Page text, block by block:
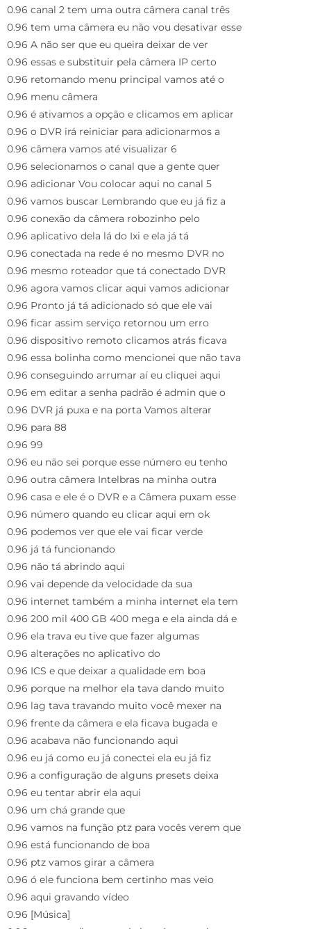
0.96 canal 2 tem uma outra câmera canal três
0.96 tem uma câmera eu não vou desativar esse
0.96 A não ser que eu queira deixar de ver
0.96 essas e substituir pela câmera IP certo
0.96 retomando menu principal vamos até o
0.96 menu câmera
0.96 é ativamos a opção e clicamos em aplicar
0.96 o DVR irá reiniciar para adicionarmos a
0.96 câmera vamos até visualizar 6
0.96 selecionamos o canal que a gente quer
0.96 adicionar Vou colocar aqui no canal 5
0.96 vamos buscar Lembrando que eu já fiz a
0.96 conexão da câmera robozinho pelo
0.96 aplicativo dela lá do Ixi e ela já tá
0.96 conectada na rede é no mesmo DVR no
0.96 mesmo roteador que tá conectado DVR
0.96 agora vamos clicar aqui vamos adicionar
0.96 Pronto já tá adicionado só que ele vai
0.96 ficar assim serviço retornou um erro
0.96 dispositivo remoto clicamos atrás ficava
0.96 essa bolinha como mencionei que não tava
0.96 conseguindo arrumar aí eu cliquei aqui
0.96 em editar a senha padrão é admin que o
0.96 DVR já puxa e na porta Vamos alterar
0.96 para 88
0.96 99
0.96 eu não sei porque esse número eu tenho
0.96 outra câmera Intelbras na minha outra
0.96 casa e ele é o DVR e a Câmera puxam esse
0.96 número quando eu clicar aqui em ok
0.96 podemos ver que ele vai ficar verde
0.96 já tá funcionando
0.96 não tá abrindo aqui
0.96 vai depende da velocidade da sua
0.96 internet também a minha internet ela tem
0.96 200 mil 400 GB 400 mega e ela ainda dá e
0.96 ela trava eu tive que fazer algumas
0.96 alterações no aplicativo do
0.96 ICS e que deixar a qualidade em boa
0.96 porque na melhor ela tava dando muito
0.96 lag tava travando muito você mexer na
0.96 frente da câmera e ela ficava bugada e
0.96 acabava não funcionando aqui
0.96 eu já como eu já conectei ela eu já fiz
0.96 a configuração de alguns presets deixa
0.96 eu tentar abrir ela aqui
0.96 um chá grande que
0.96 vamos na função ptz para vocês verem que
0.96 está funcionando de boa
0.96 ptz vamos girar a câmera
0.96 ó ele funciona bem certinho mas veio
0.96 aqui gravando vídeo
0.96 [Música]